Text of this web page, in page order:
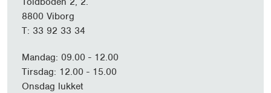
8800 Viborg
T: 33 92 33 34
Mandag: 09.00 - 12.00
Tirsdag: 12.00 - 15.00
Onsdag lukket